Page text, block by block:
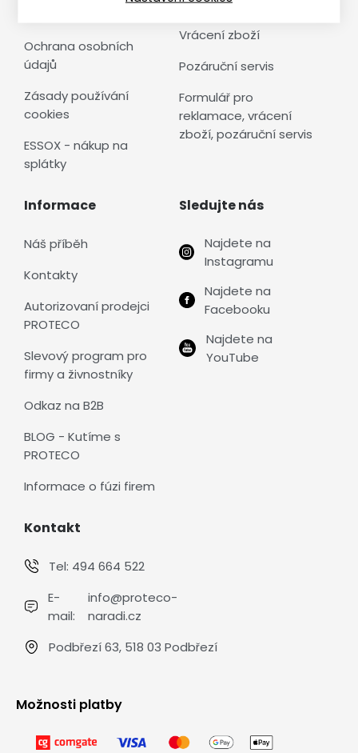
Ochrana osobních
údajů
Zásady používání
cookies
ESSOX - nákup na
splátky
Reklamační řád
Vrácení zboží
Pozáruční servis
Formulář pro
reklamace, vrácení
zboží, pozáruční servis
Informace
Náš příběh
Kontakty
Autorizovaní prodejci
PROTECO
Slevový program pro
firmy a živnostníky
Odkaz na B2B
BLOG - Kutíme s
PROTECO
Informace o fúzi firem
Sledujte nás
Najdete na
Instagramu
Najdete na
Facebooku
Najdete na
YouTube
Kontakt
Tel: 494 664 522
E-
mail:
info@proteco-
naradi.cz
Podbřezí 63, 518 03 Podbřezí
Možnosti platby